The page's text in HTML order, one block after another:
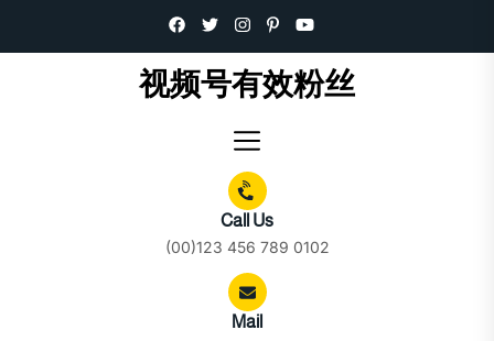
视频号有效粉丝
Call Us
(00)123 456 789 0102
Mail